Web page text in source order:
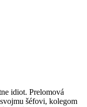
idiot. Prelomová
šéfovi, kolegom